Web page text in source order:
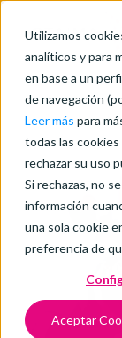
Utilizamos
analíticos y para
en base a un
de navegación
Leer más para
todas las
rechazar su uso
Si rechazas, no
información
una sola cookie
preferencia de
Aceptar